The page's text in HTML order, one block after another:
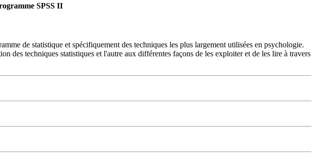
SPSS II
de statistique et spécifiquement des techniques les plus largement utilisées en psychologie.
des techniques statistiques et l'autre aux différentes façons de les exploiter et de les lire à travers